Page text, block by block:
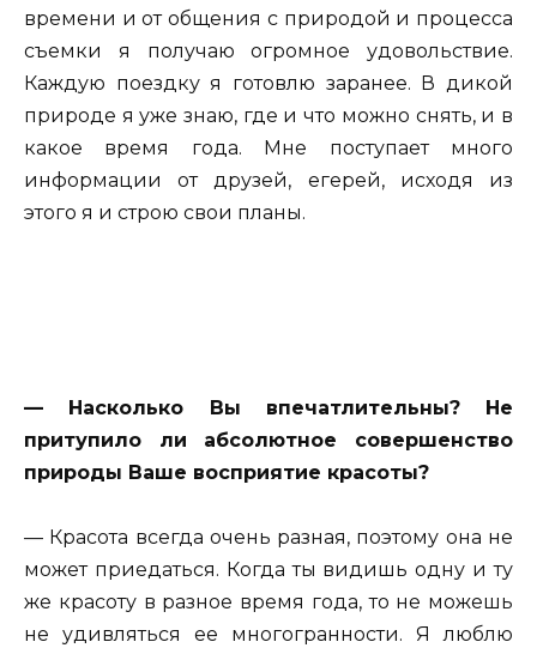
времени и от общения с природой и процесса
съемки я получаю огромное удовольствие.
Каждую поездку я готовлю заранее. В дикой
природе я уже знаю, где и что можно снять, и в
какое время года. Мне поступает много
информации от друзей, егерей, исходя из
этого я и строю свои планы.
— Насколько Вы впечатлительны? Не
притупило ли абсолютное совершенство
природы Ваше восприятие красоты?
— Красота всегда очень разная, поэтому она не
может приедаться. Когда ты видишь одну и ту
же красоту в разное время года, то не можешь
не удивляться ее многогранности. Я люблю